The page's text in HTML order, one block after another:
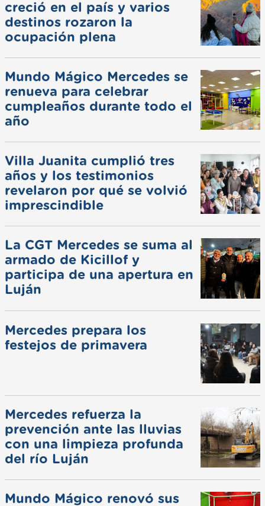
creció en el país y varios
destinos rozaron la
ocupación plena
Mundo Mágico Mercedes se
renueva para celebrar
cumpleaños durante todo el
año
Villa Juanita cumplió tres
años y los testimonios
revelaron por qué se volvió
imprescindible
La CGT Mercedes se suma al
armado de Kicillof y
participa de una apertura en
Luján
Mercedes prepara los
festejos de primavera
Mercedes refuerza la
prevención ante las lluvias
con una limpieza profunda
del río Luján
Mundo Mágico renovó sus